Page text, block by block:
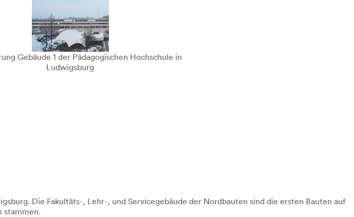
Gebäude 1 der Pädagogischen Hochschule in
Ludwigsburg
Die Fakultäts-, Lehr-, und Servicegebäude der Nordbauten sind die ersten Bauten auf
stammen.